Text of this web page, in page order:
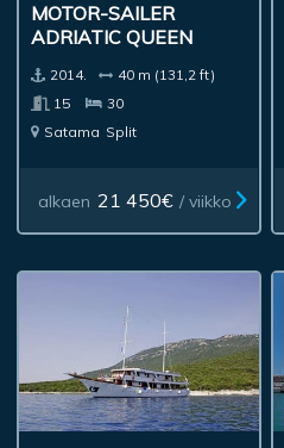
MOTOR-SAILER
ADRIATIC QUEEN
2014.
40 m (131,2 ft)
15
30
Satama Split
alkaen 21 450€ / viikko